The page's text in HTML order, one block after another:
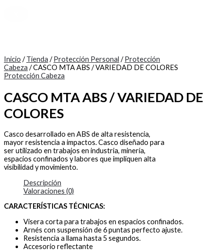
Inicio /Tienda /Protección Personal /Protección
Cabeza / CASCO MTA ABS / VARIEDAD DE COLORES
Protección Cabeza
CASCO MTA ABS / VARIEDAD DE
COLORES
Casco desarrollado en ABS de alta resistencia,
mayor resistencia a impactos. Casco diseñado para
ser utilizado en trabajos en industria, minería,
espacios confinados y labores que impliquen alta
visibilidad y movimiento.
Descripción
Valoraciones (0)
CARACTERÍSTICAS TÉCNICAS:
Visera corta para trabajos en espacios confinados.
Arnés con suspensión de 6 puntas perfecto ajuste.
Resistencia a llama hasta 5 segundos.
Accesorio reflectante